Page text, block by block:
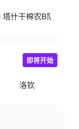
塔什干棉农B队
洛钦
即将开始